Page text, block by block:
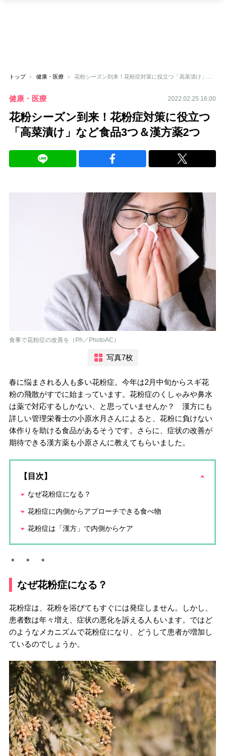
トップ 健康・医療
健康・医療 2022.02.25 16:00
花粉シーズン到来！花粉症対策に役立つ
「高菜漬け」など食品3つ＆漢方薬2つ
食事で花粉症の改善を（Ph／PhotoAC）
写真7枚
春に悩まされる人も多い花粉症。今年は2月中旬からスギ花
粉の飛散がすでに始まっています。花粉症のくしゃみや鼻水
は薬で対応するしかない、と思っていませんか？ 漢方にも
詳しい管理栄養士の小原水月さんによると、花粉に負けない
体作りを助ける食品があるそうです。さらに、症状の改善が
期待できる漢方薬も小原さんに教えてもらいました。
【目次】
なぜ花粉症になる？
花粉症に内側からアプローチできる食べ物
花粉症は「漢方」で内側からケア
＊ ＊ ＊
なぜ花粉症になる？
花粉症は、花粉を浴びてもすぐには発症しません。しかし、
患者数は年々増え、症状の悪化を訴える人もいます。ではど
のようなメカニズムで花粉症になり、どうして患者が増加し
ているのでしょうか。